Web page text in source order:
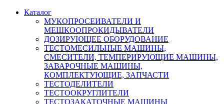
Каталог
МУКОПРОСЕИВАТЕЛИ И
МЕШКООПРОКИДЫВАТЕЛИ
ДОЗИРУЮЩЕЕ ОБОРУДОВАНИЕ
ТЕСТОМЕСИЛЬНЫЕ МАШИНЫ,
СМЕСИТЕЛИ, ТЕМПЕРИРУЮЩИЕ МАШИНЫ,
ЗАВАРОЧНЫЕ МАШИНЫ,
КОМПЛЕКТУЮЩИЕ, ЗАПЧАСТИ
ТЕСТОДЕЛИТЕЛИ
ТЕСТООКРУГЛИТЕЛИ
ТЕСТОЗАКАТОЧНЫЕ МАШИНЫ